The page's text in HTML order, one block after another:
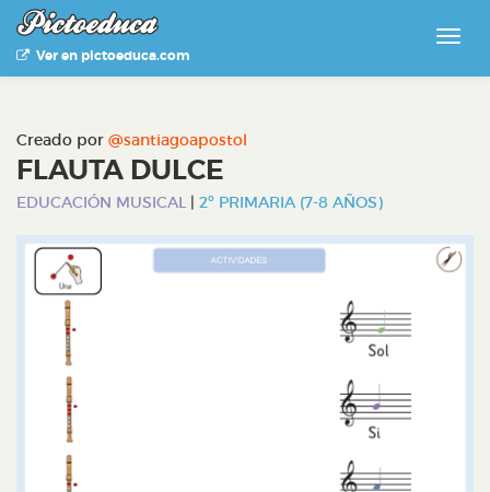
Ver en pictoeduca.com
Creado por @santiagoapostol
FLAUTA DULCE
EDUCACIÓN MUSICAL | 2º PRIMARIA (7-8 AÑOS)